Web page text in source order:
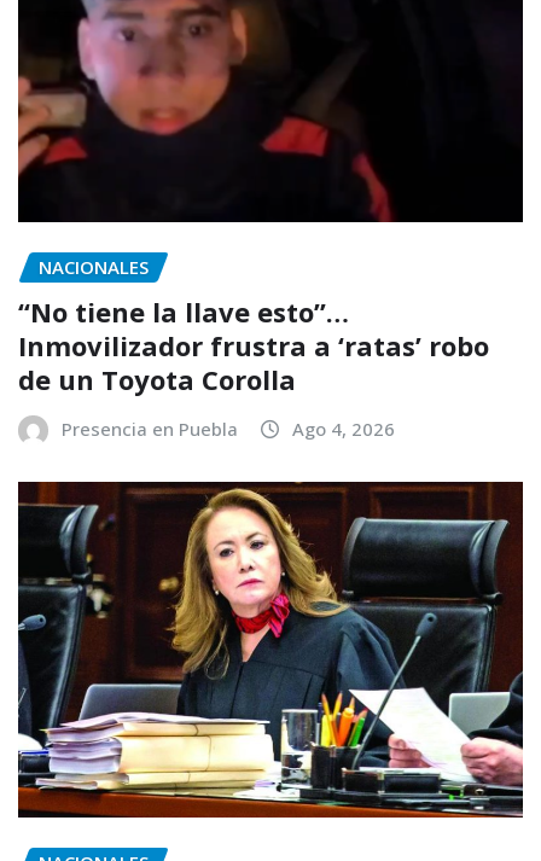
NACIONALES
“No tiene la llave esto”…
Inmovilizador frustra a ‘ratas’ robo
de un Toyota Corolla
Presencia en Puebla Ago 4, 2026